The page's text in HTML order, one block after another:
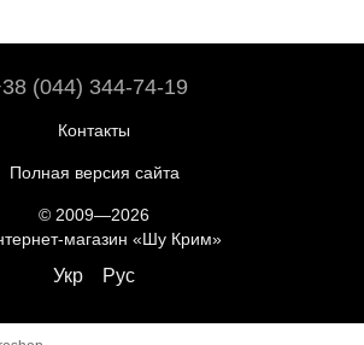
(044) 344-74-19
Контакты
Полная версия сайта
© 2009—2026
магазин «Шу Крим»
Укр Рус